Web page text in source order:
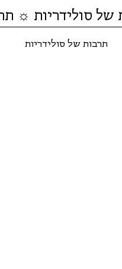
תרבות של סולידריות
סולידריות ☼